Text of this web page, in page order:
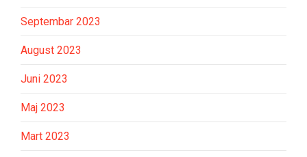
Septembar 2023
August 2023
Juni 2023
Maj 2023
Mart 2023